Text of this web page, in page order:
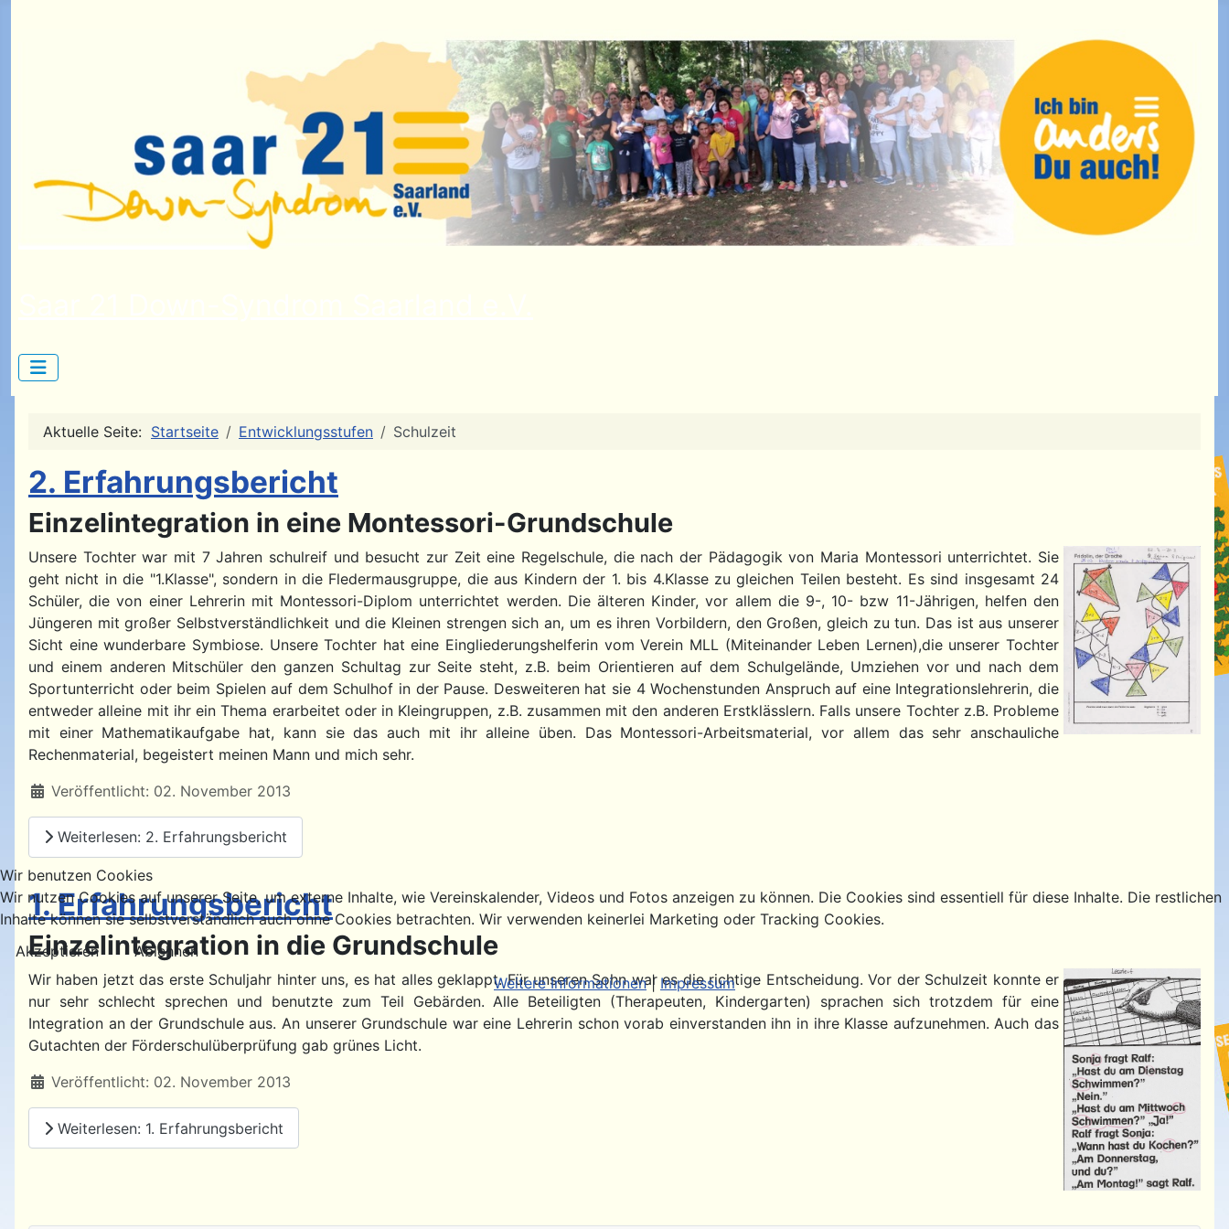
Aktuelle Seite: Startseite Entwicklungsstufen Schulzeit
2. Erfahrungsbericht
Einzelintegration in eine Montessori-Grundschule
Unsere Tochter war mit 7 Jahren schulreif und besucht zur Zeit eine Regelschule, die nach der Pädagogik von Maria Montessori unterrichtet. Sie
geht nicht in die "1.Klasse", sondern in die Fledermausgruppe, die aus Kindern der 1. bis 4.Klasse zu gleichen Teilen besteht. Es sind insgesamt 24
Schüler, die von einer Lehrerin mit Montessori-Diplom unterrichtet werden. Die älteren Kinder, vor allem die 9-, 10- bzw 11-Jährigen, helfen den
Jüngeren mit großer Selbstverständlichkeit und die Kleinen strengen sich an, um es ihren Vorbildern, den Großen, gleich zu tun. Das ist aus unserer
Sicht eine wunderbare Symbiose. Unsere Tochter hat eine Eingliederungshelferin vom Verein MLL (Miteinander Leben Lernen),die unserer Tochter
und einem anderen Mitschüler den ganzen Schultag zur Seite steht, z.B. beim Orientieren auf dem Schulgelände, Umziehen vor und nach dem
Sportunterricht oder beim Spielen auf dem Schulhof in der Pause. Desweiteren hat sie 4 Wochenstunden Anspruch auf eine Integrationslehrerin, die
entweder alleine mit ihr ein Thema erarbeitet oder in Kleingruppen, z.B. zusammen mit den anderen Erstklässlern. Falls unsere Tochter z.B. Probleme
mit einer Mathematikaufgabe hat, kann sie das auch mit ihr alleine üben. Das Montessori-Arbeitsmaterial, vor allem das sehr anschauliche
Rechenmaterial, begeistert meinen Mann und mich sehr.
Details
Veröffentlicht: 02. November 2013
Weiterlesen: 2. Erfahrungsbericht
1. Erfahrungsbericht
Einzelintegration in die Grundschule
Wir haben jetzt das erste Schuljahr hinter uns, es hat alles geklappt. Für unseren Sohn war es die richtige Entscheidung. Vor der Schulzeit konnte er
nur sehr schlecht sprechen und benutzte zum Teil Gebärden. Alle Beteiligten (Therapeuten, Kindergarten) sprachen sich trotzdem für eine
Integration an der Grundschule aus. An unserer Grundschule war eine Lehrerin schon vorab einverstanden ihn in ihre Klasse aufzunehmen. Auch das
Gutachten der Förderschulüberprüfung gab grünes Licht.
Details
Veröffentlicht: 02. November 2013
Weiterlesen: 1. Erfahrungsbericht
Wir benutzen Cookies
Wir nutzen Cookies auf unserer Seite, um externe Inhalte, wie Vereinskalender, Videos und Fotos anzeigen zu können. Die Cookies sind essentiell für diese Inhalte. Die restlichen
Inhalte können sie selbstverständlich auch ohne Cookies betrachten. Wir verwenden keinerlei Marketing oder Tracking Cookies.
Akzeptieren
Ablehnen
Weitere Informationen| Impressum